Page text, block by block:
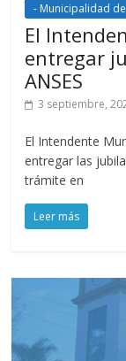
- Municipalidad
El
entregar
ANSES
3 septiembre,
El Intendente
entregar las
trámite en
Leer más